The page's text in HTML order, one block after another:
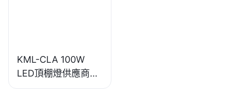
KML-CLA 100W
LED頂棚燈供應商，
適用於加油站、地下